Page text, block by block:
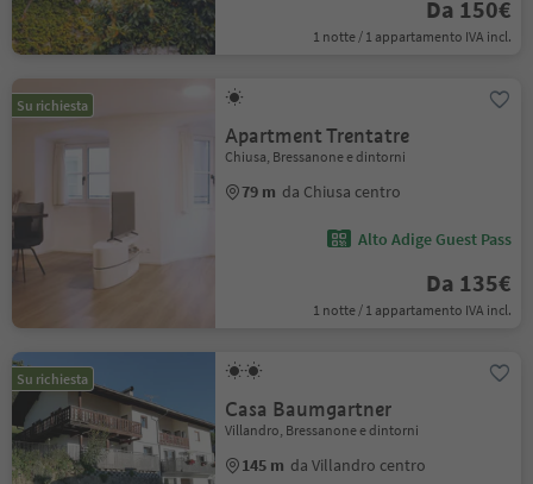
Da 150€
1 notte / 1 appartamento IVA incl.
Su richiesta
Apartment Trentatre
Chiusa, Bressanone e dintorni
79 m da Chiusa centro
Alto Adige Guest Pass
Da 135€
1 notte / 1 appartamento IVA incl.
Su richiesta
Casa Baumgartner
Villandro, Bressanone e dintorni
145 m da Villandro centro